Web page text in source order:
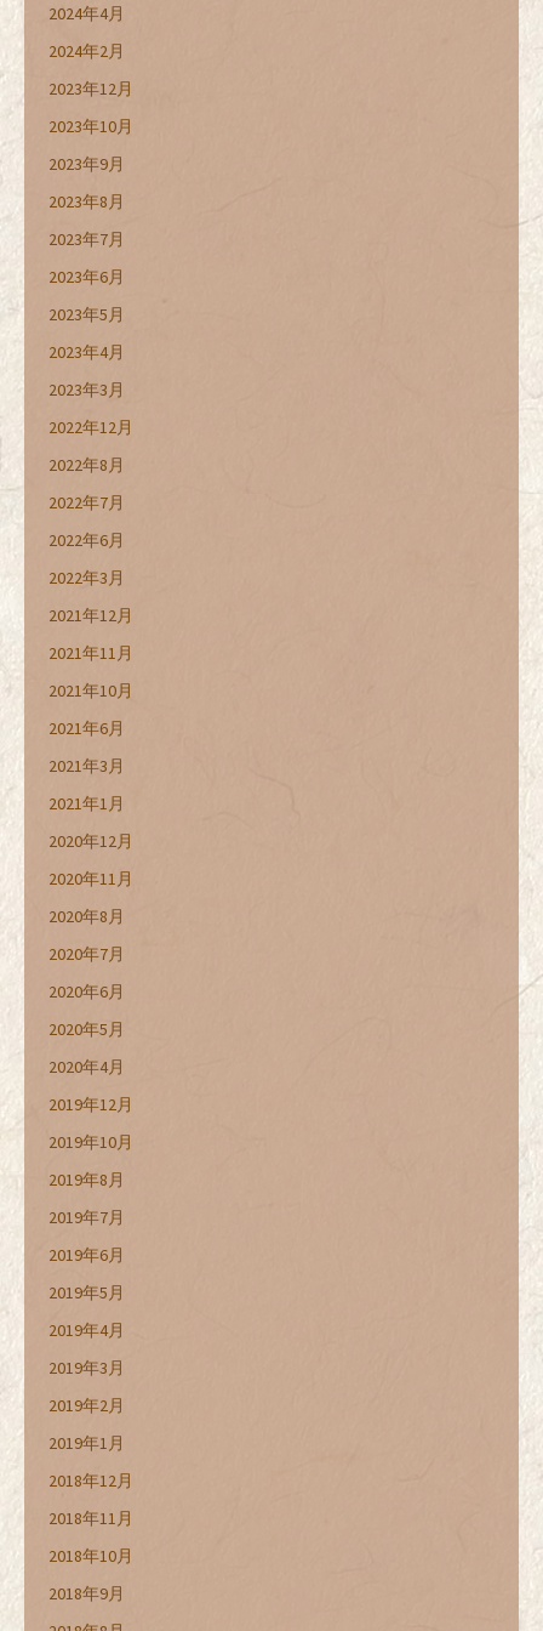
2024年4月
2024年2月
2023年12月
2023年10月
2023年9月
2023年8月
2023年7月
2023年6月
2023年5月
2023年4月
2023年3月
2022年12月
2022年8月
2022年7月
2022年6月
2022年3月
2021年12月
2021年11月
2021年10月
2021年6月
2021年3月
2021年1月
2020年12月
2020年11月
2020年8月
2020年7月
2020年6月
2020年5月
2020年4月
2019年12月
2019年10月
2019年8月
2019年7月
2019年6月
2019年5月
2019年4月
2019年3月
2019年2月
2019年1月
2018年12月
2018年11月
2018年10月
2018年9月